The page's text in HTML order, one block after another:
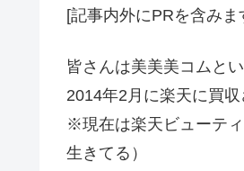
[記事内外にPRを含みま
皆さんは美美美コムと
2014年2月に楽天に買
※現在は楽天ビューテ
生きてる）